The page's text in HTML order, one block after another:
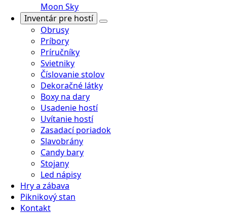
Moon Sky
Inventár pre hostí
Obrusy
Príbory
Príručníky
Svietniky
Číslovanie stolov
Dekoračné látky
Boxy na dary
Usadenie hostí
Uvítanie hostí
Zasadací poriadok
Slavobrány
Candy bary
Stojany
Led nápisy
Hry a zábava
Piknikový stan
Kontakt